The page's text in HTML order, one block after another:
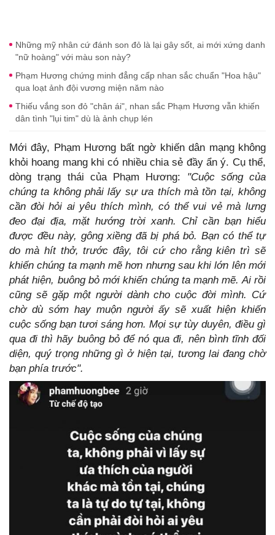
Những mỹ nhân cứ đánh son đỏ là lại gây sốt, ai mới xứng danh
"nữ hoàng" với màu son này?
Phạm Hương chứng minh đẳng cấp nhan sắc chuẩn "Hoa hậu"
qua loạt ảnh đội vương miện năm nào
Thiếu vắng son đỏ "chân ái", nhan sắc Phạm Hương vẫn khiến
dân tình "lụi tim" dù là ảnh chụp lén
Mới đây, Phạm Hương bất ngờ khiến dân mạng không
khỏi hoang mang khi có nhiều chia sẻ đầy ẩn ý. Cụ thể,
dòng trạng thái của Phạm Hương: "Cuộc sống của
chúng ta không phải lấy sự ưa thích mà tồn tại, không
cần đòi hỏi ai yêu thích mình, có thể vui vẻ mà lưng
đeo đại địa, mặt hướng trời xanh. Chỉ cần bạn hiểu
được đều này, gông xiềng đã bị phá bỏ. Bạn có thể tự
do mà hít thở, trước đây, tôi cứ cho rằng kiên trì sẽ
khiến chúng ta mạnh mẽ hơn nhưng sau khi lớn lên mới
phát hiện, buông bỏ mới khiến chúng ta mạnh mẽ. Ai rồi
cũng sẽ gặp một người dành cho cuộc đời mình. Cứ
chờ dù sớm hay muộn người ấy sẽ xuất hiện khiến
cuộc sống bạn tươi sáng hơn. Mọi sự tùy duyên, điều gì
qua đi thì hãy buông bỏ để nó qua đi, nên bình tĩnh đối
diện, quý trọng những gì ở hiện tại, tương lai đang chờ
bạn phía trước".